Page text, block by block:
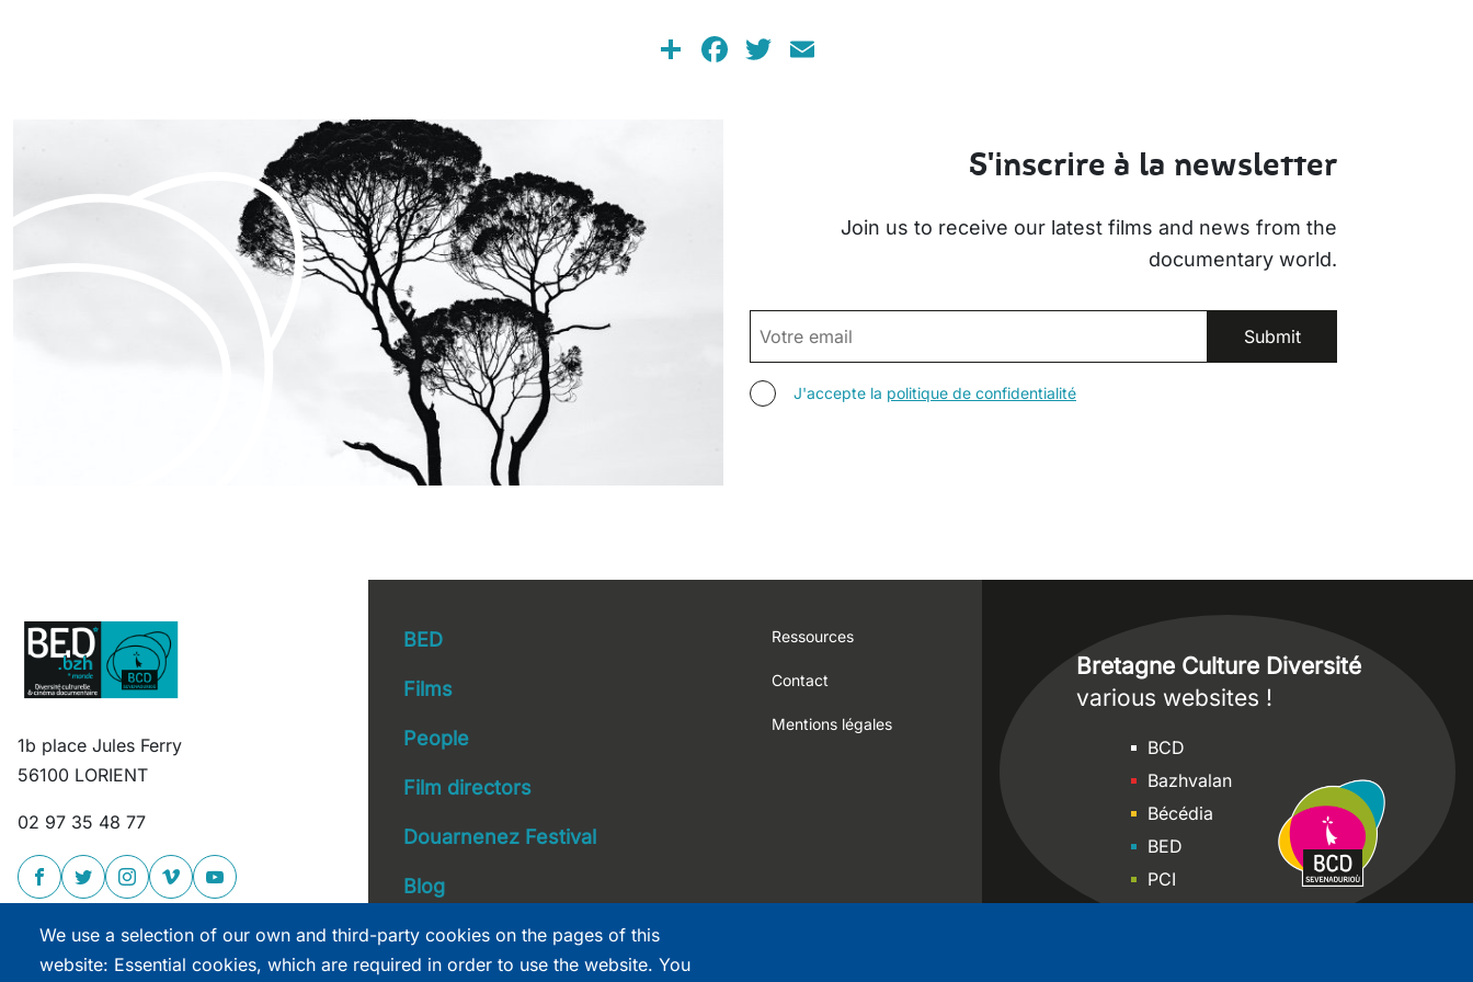
ShareFacebook
Twitter
S'inscrire à la newsletter
Join us to receive our latest films and news from the
documentary world.
EMAIL
AGREE TERMS
J'accepte la politique de confidentialité
1b place Jules Ferry
56100 LORIENT
02 97 35 48 77
Main navigation
BED
Films
People
Film directors
Douarnenez Festival
Blog
Footer
Ressources
Contact
Mentions légales
Bretagne Culture Diversité
various websites !
SitesBCD
Bazhvalan
Bécédia
BED
PCI
We use a selection of our own and third-party cookies on the pages of this
website: Essential cookies, which are required in order to use the website. You